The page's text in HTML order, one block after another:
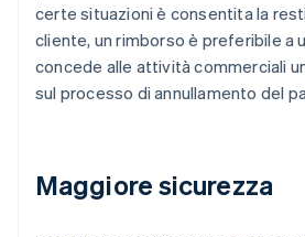
certe situazioni è consentita la
cliente, un rimborso è preferibile a
concede alle attività commerciali
sul processo di annullamento del
Maggiore sicurezza